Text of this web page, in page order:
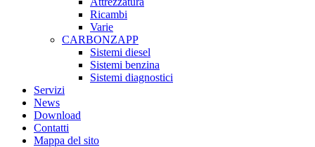
Ricambi
Varie
CARBONZAPP
Sistemi diesel
Sistemi benzina
Sistemi diagnostici
Servizi
News
Download
Contatti
Mappa del sito